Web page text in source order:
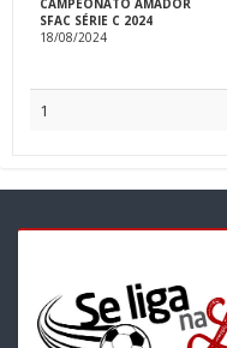
CAMPEONATO AMADOR
SFAC SÉRIE C 2024
18/08/2024
1